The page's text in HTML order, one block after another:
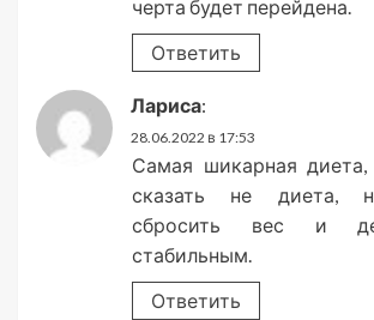
черта будет перейдена.
Ответить
Лариса:
28.06.2022 в 17:53
Самая шикарная
сказать не диета,
сбросить вес и
стабильным.
Ответить